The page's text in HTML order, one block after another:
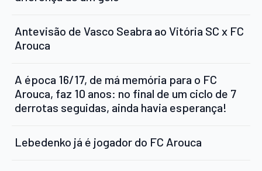
Antevisão de Vasco Seabra ao Vitória SC x FC
Arouca
A época 16/17, de má memória para o FC
Arouca, faz 10 anos: no final de um ciclo de 7
derrotas seguidas, ainda havia esperança!
Lebedenko já é jogador do FC Arouca